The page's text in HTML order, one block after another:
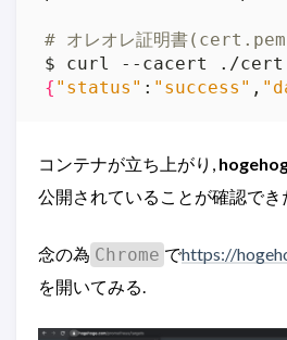
# オレオレ証明書
{ "status" : "success" ,
コンテナが立ち上がり,
公開されていることが確認でき
念の為 Chrome でhttps://
を開いてみる.